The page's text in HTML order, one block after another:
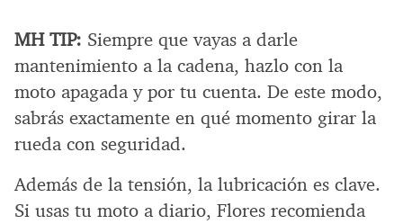
MH TIP: Siempre que vayas a darle
mantenimiento a la cadena, hazlo con la
moto apagada y por tu cuenta. De este modo,
sabrás exactamente en qué momento girar la
rueda con seguridad.
Además de la tensión, la lubricación es clave.
Si usas tu moto a diario, Flores recomienda